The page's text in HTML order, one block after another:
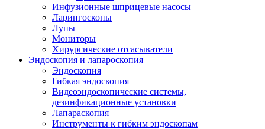
Инфузионные шприцевые насосы
Ларингоскопы
Лупы
Мониторы
Хирургические отсасыватели
Эндоскопия и лапароскопия
Эндоскопия
Гибкая эндоскопия
Видеоэндоскопические системы,
дезинфикационные установки
Лапараскопия
Инструменты к гибким эндоскопам